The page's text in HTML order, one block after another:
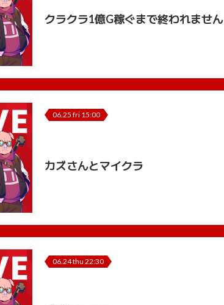
クラクラ1億G稼ぐまで終われません
06.25 fri 15:00
カズさんとマイクラ
06.24 thu 22:30